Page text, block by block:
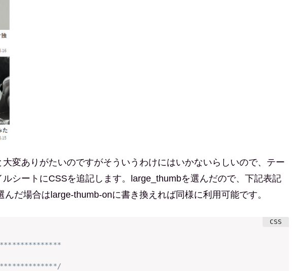
変ありがたいのですがそういうわけにはいかないらしいので、テー
シートにCSSを追記します。large_thumbを選んだので、下記表記
だ場合はlarge-thumb-onに書き換えれば同様に利用可能です。